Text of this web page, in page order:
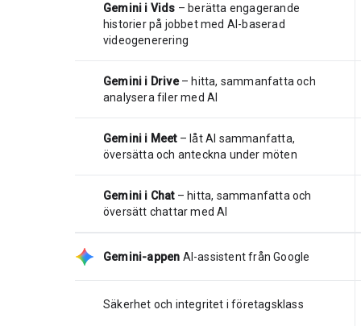
Gemini i Vids – berätta engagerande
historier på jobbet med AI-baserad
videogenerering
Gemini i Drive– hitta, sammanfatta och
analysera filer med AI
Gemini i Meet– låt AI sammanfatta,
översätta och anteckna under möten
Gemini i Chat– hitta, sammanfatta och
översätt chattar med AI
Gemini-appen AI-assistent från Google
Säkerhet och integritet i företagsklass